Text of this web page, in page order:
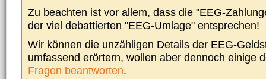
Zu beachten ist vor allem, dass die "EEG-
der viel debattierten "EEG-Umlage" entsprechen!
Wir können die unzähligen Details der EEG-
umfassend erörtern, wollen aber dennoch einige
Fragen beantworten.